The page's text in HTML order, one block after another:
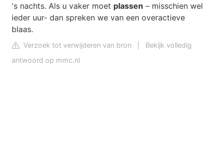
's nachts. Als u vaker moet plassen – misschien wel
ieder uur- dan spreken we van een overactieve
blaas.
Verzoek tot verwijderen van bron
Bekijk volledig
antwoord op mmc.nl